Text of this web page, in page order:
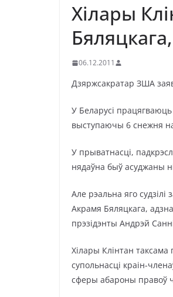
Хілары
06.12.2011
Дзяржсакратар ЗША
У Беларусі
выступаючы 6 снежня на
У прыватнасці,
нядаўна быў асуджаны
Але рэальна яго
Акрамя Бяляцкага,
прэзідэнты Андрэй
Хілары Клінтан таксама
супольнасці краін-
сферы абароны правоў